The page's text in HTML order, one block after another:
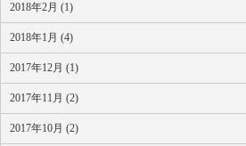
2018年2月 (1)
2018年1月 (4)
2017年12月 (1)
2017年11月 (2)
2017年10月 (2)